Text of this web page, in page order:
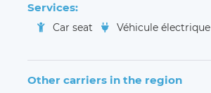
Services:
Car seat Véhicule électrique
Other carriers in the region